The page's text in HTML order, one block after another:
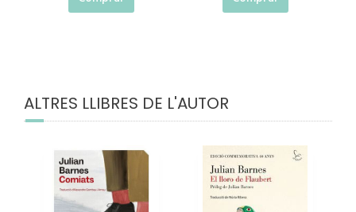
ALTRES LLIBRES DE L'AUTOR